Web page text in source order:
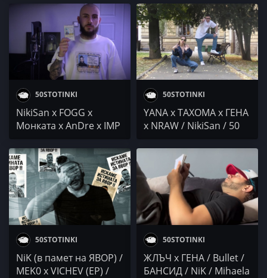
Vessy Boneva / ДОКО
КОДЕИНА / Purjeni
Pukanki
VANKI4A / 50 CIMENT /
NiK / NEGATIVUT / I.N.I.
x MARTYNA / Skinny x
Centa
50STOTINKI
NikiSan x FOGG x
Монката x AnDre x IMP
GRAIFERA / Duli & Mati
50STOTINKI
YANA x ТАХОМА x ГЕНА
x NRAW / NikiSan / 50
Upsurt / 2ofUs x 4PK
50STOTINKI
NiK (в памет на ЯВОР) /
MEK0 x VICHEV (EP) /
50STOTINKI
ЖЛЪЧ x ГЕНА / Bullet /
БАНСИД / NiK / Mihaela